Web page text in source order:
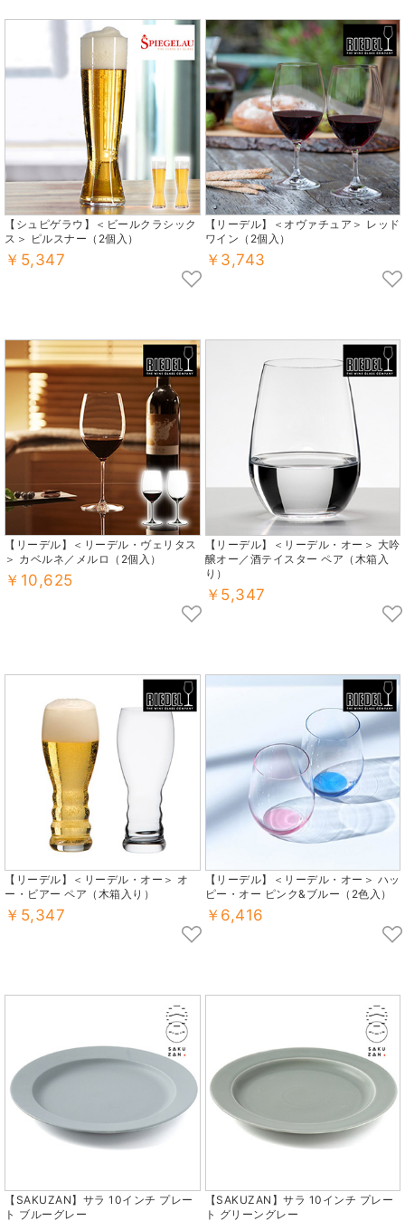
【シュピゲラウ】＜ビールクラシック
ス＞ ピルスナー（2個入）
￥5,347
【リーデル】＜オヴァチュア＞ レッド
ワイン（2個入）
￥3,743
【リーデル】＜リーデル・ヴェリタス
＞ カベルネ／メルロ（2個入）
￥10,625
【リーデル】＜リーデル・オー＞ 大吟
醸オー／酒テイスター ペア（木箱入
り）
￥5,347
【リーデル】＜リーデル・オー＞ オ
ー・ビアー ペア（木箱入り）
￥5,347
【リーデル】＜リーデル・オー＞ ハッ
ピー・オー ピンク&ブルー（2色入）
￥6,416
【SAKUZAN】サラ 10インチ プレー
ト ブルーグレー
【SAKUZAN】サラ 10インチ プレー
ト グリーングレー